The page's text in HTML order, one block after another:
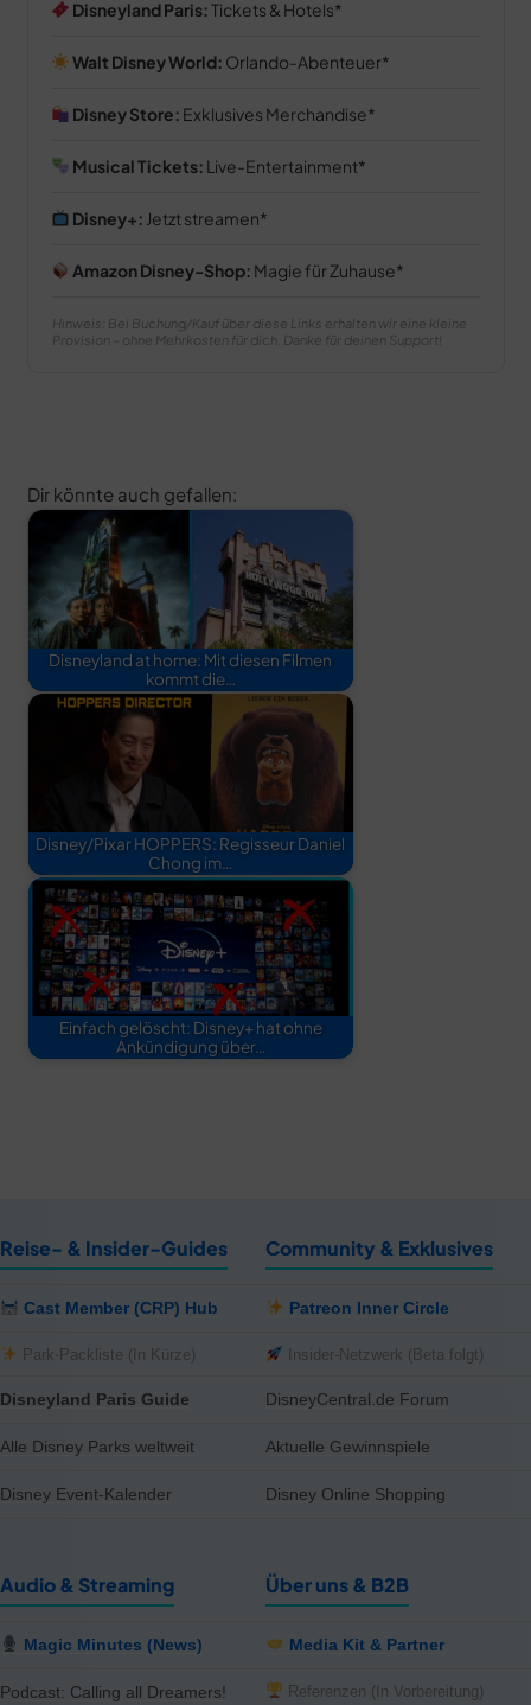
Disneyland Paris:Tickets & Hotels
Walt Disney World: Orlando-Abenteuer
Disney Store: Exklusives Merchandise
Musical Tickets: Live-Entertainment
Disney+: Jetzt streamen
Amazon Disney-Shop: Magie für Zuhause
Hinweis: Bei Buchung/Kauf über diese Links erhalten wir eine kleine
Provision – ohne Mehrkosten für dich. Danke für deinen Support!
Dir könnte auch gefallen:
Disneyland at home: Mit diesen Filmen
kommt die…
Disney/Pixar HOPPERS: Regisseur Daniel
Chong im…
Einfach gelöscht: Disney+ hat ohne
Ankündigung über…
Reise- & Insider-Guides
Cast Member (CRP) Hub
Park-Packliste (In Kürze)
Disneyland Paris Guide
Alle Disney Parks weltweit
Disney Event-Kalender
Community & Exklusives
Patreon Inner Circle
Insider-Netzwerk (Beta folgt)
DisneyCentral.de Forum
Aktuelle Gewinnspiele
Disney Online Shopping
Audio & Streaming
Magic Minutes (News)
Podcast: Calling all Dreamers!
Über uns & B2B
Media Kit & Partner
Referenzen (In Vorbereitung)